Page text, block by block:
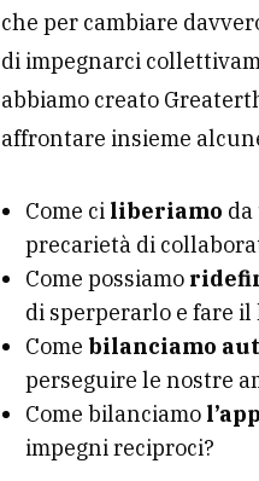
che per cambiare
di impegnarci
abbiamo creato
affrontare insieme
Come ci liberiamo
precarietà di
Come possiamo
di sperperarlo e fare il
Come bilanciamo
perseguire le nostre
Come bilanciamo
impegni reciproci?